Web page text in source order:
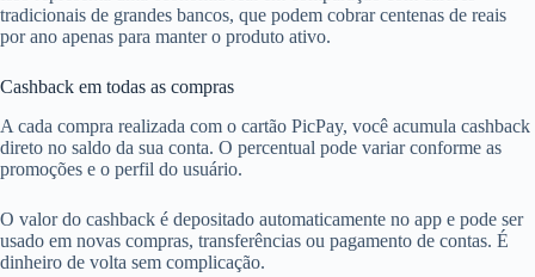
tradicionais de grandes bancos, que podem cobrar centenas de reais
por ano apenas para manter o produto ativo.
Cashback em todas as compras
A cada compra realizada com o cartão PicPay, você acumula cashback
direto no saldo da sua conta. O percentual pode variar conforme as
promoções e o perfil do usuário.
O valor do cashback é depositado automaticamente no app e pode ser
usado em novas compras, transferências ou pagamento de contas. É
dinheiro de volta sem complicação.